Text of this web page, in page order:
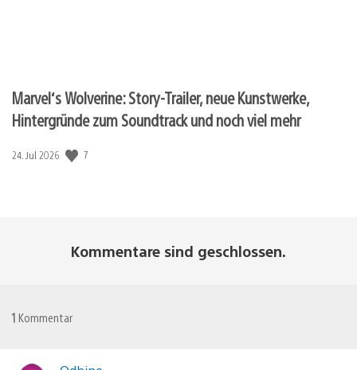
Marvel‘s Wolverine: Story-Trailer, neue Kunstwerke,
Hintergründe zum Soundtrack und noch viel mehr
Veröffentlichungsdatum:
24. Jul 2026 7
Kommentare sind geschlossen.
1 Kommentar